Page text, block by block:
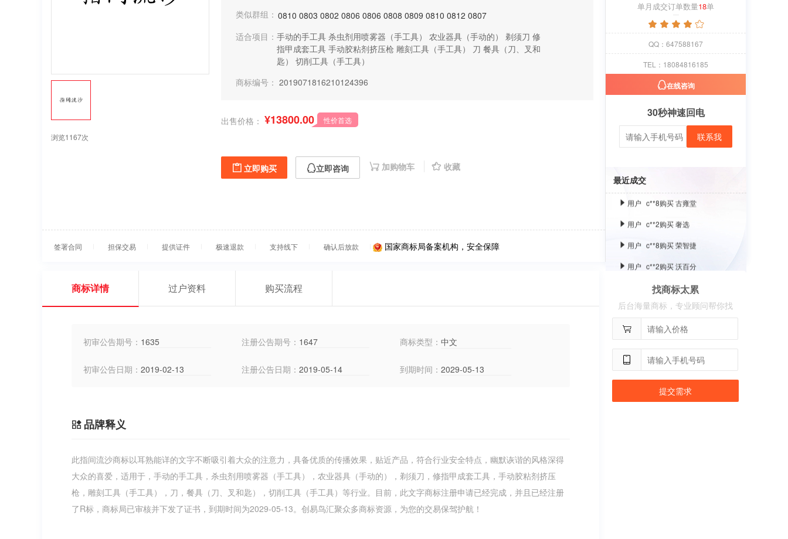
浏览1167次
类似群组： 0810 0803 0802 0806 0806 0808 0809 0810 0812 0807
适合项目： 手动的手工具 杀虫剂用喷雾器（手工具） 农业器具（手动的） 剃须刀 修
指甲成套工具 手动胶粘剂挤压枪 雕刻工具（手工具） 刀 餐具（刀、叉和
匙）
切削工具（手工具）
商标编号： 2019071816210124396
出售价格： ¥13800.00 性价首选
立即购买 立即咨询 加购物车 收藏
签署合同 担保交易 提供证件 极速退款 支持线下 确认后放款 国家商标局备案机构，安全保障
单月成交订单数量18单
QQ：647588167
TEL：18084816185
在线咨询
30秒神速回电
联系我
最近成交
c**2购买 奢选
用户 c**1购买 萝卜
用户
用户 c**8购买 荣智捷
用户 c**2购买 沃百分
用户 c**1购买 萝卜
用户 c**8购买 古雍堂
c**2购买 奢选
用户 c**8购买 荣智捷
用户 c**2购买 沃百分
商标详情 过户资料 购买流程
初审公告期号： 1635 注册公告期号： 1647 商标类型： 中文
初审公告日期： 2019-02-13 注册公告日期： 2019-05-14 到期时间： 2029-05-13
品牌释义
此指间流沙商标以耳熟能详的文字不断吸引着大众的注意力，具备优质的传播效果，贴近产品，符合行业安全特点，幽默诙谐的风格深得
大众的喜爱，适用于，手动的手工具，杀虫剂用喷雾器（手工具），农业器具（手动的），剃须刀，修指甲成套工具，手动胶粘剂挤压
枪，雕刻工具（手工具），刀，餐具（刀、叉和匙），切削工具（手工具）等行业。目前，此文字商标注册申请已经完成，并且已经注册
了R标，商标局已审核并下发了证书，到期时间为2029-05-13。创易鸟汇聚众多商标资源，为您的交易保驾护航！
找商标太累
后台海量商标，专业顾问帮你找
提交需求